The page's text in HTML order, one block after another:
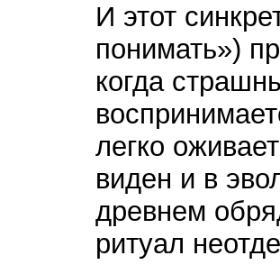
И этот
понимать»)
когда
легко
виден и в
древнем
ритуал